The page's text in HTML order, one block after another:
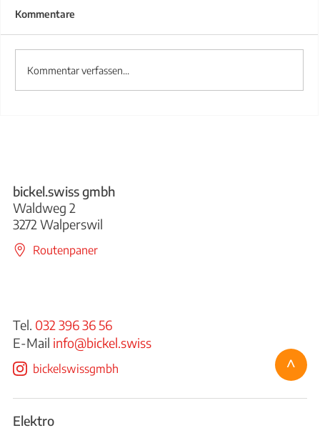
Treppengeländer aus Stahl
Kommentare
Kommentar verfassen...
bickel.swiss gmbh
Waldweg 2
3272 Walperswil
Routenpaner
Tel. 032 396 36 56
E-Mail info@bickel.swiss
bickelswissgmbh
Elektro
^